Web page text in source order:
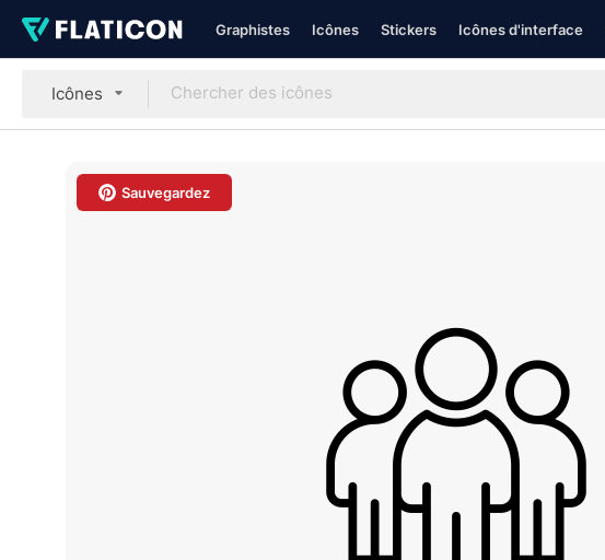
Graphistes Icônes Stickers Icônes d'interface
Icônes
Sauvegardez